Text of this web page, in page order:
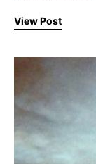
View Post